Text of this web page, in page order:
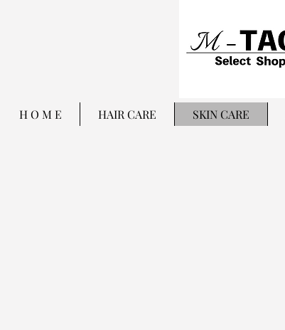
H O M E HAIR CARE SKIN CARE